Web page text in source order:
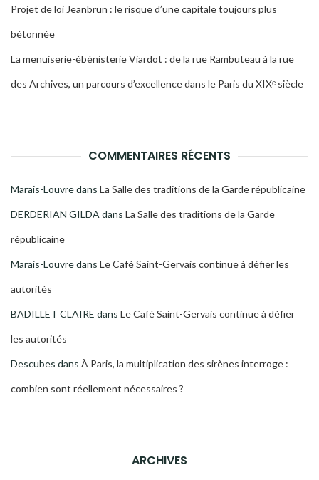
Projet de loi Jeanbrun : le risque d’une capitale toujours plus
bétonnée
La menuiserie-ébénisterie Viardot : de la rue Rambuteau à la rue
des Archives, un parcours d’excellence dans le Paris du XIXᵉ siècle
COMMENTAIRES RÉCENTS
Marais-Louvredans La Salle des traditions de la Garde républicaine
DERDERIAN GILDA dans La Salle des traditions de la Garde
républicaine
Marais-Louvredans Le Café Saint-Gervais continue à défier les
autorités
BADILLET CLAIRE dans Le Café Saint-Gervais continue à défier
les autorités
Descubes dans À Paris, la multiplication des sirènes interroge :
combien sont réellement nécessaires ?
ARCHIVES